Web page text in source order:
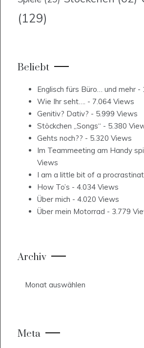
(129)
Beliebt
Englisch fürs Büro… und mehr -
Wie Ihr seht…. - 7.064 Views
Genitiv? Dativ? - 5.999 Views
Stöckchen „Songs“ - 5.380
Gehts noch?? - 5.320 Views
Im Teammeeting am Handy
Views
I am a little bit of a
How To’s - 4.034 Views
Über mich - 4.020 Views
Über mein Motorrad - 3.779
Archiv
Meta